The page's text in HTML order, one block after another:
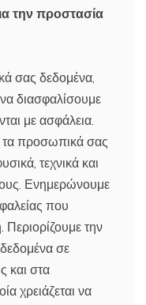
την προστασία
σας δεδομένα,
διασφαλίσουμε
με ασφάλεια.
τα προσωπικά σας
τεχνικά και
Ενημερώνουμε
που
την
σε
και στα
χρειάζεται να